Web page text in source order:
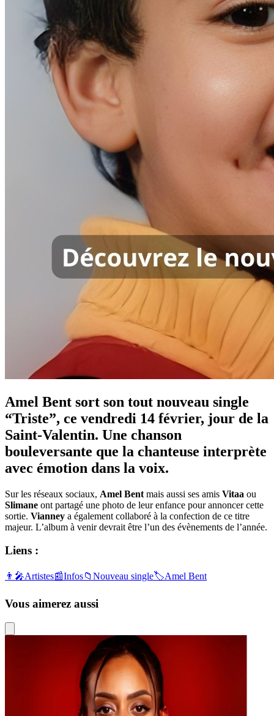
Amel Bent sort son tout nouveau single
“Triste”, ce vendredi 14 février, jour de la
Saint-Valentin. Une chanson
bouleversante que la chanteuse interprète
avec émotion dans la voix.
Sur les réseaux sociaux, Amel Bent mais aussi ses amis Vitaa ou
Slimane ont partagé une photo de leur enfance pour annoncer cette
sortie. Vianney a également collaboré à la confection de ce titre
majeur. L’album à venir devrait être l’un des évènements de l’année.
Liens :
👨‍🎤Artistes📰Infos📁 Nouveau single🏷️Amel Bent
Vous aimerez aussi